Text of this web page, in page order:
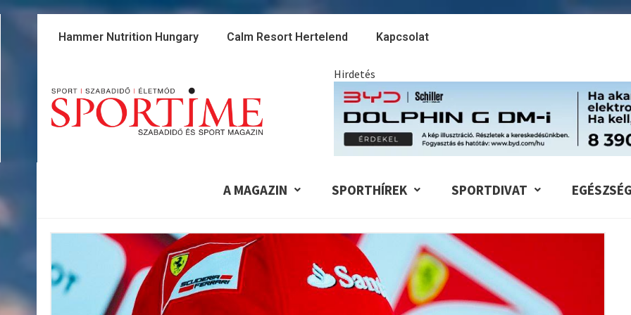
Skip
Hammer Nutrition Hungary Calm Resort Hertelend Kapcsolat
Hirdetés
A MAGAZIN SPORTHÍREK SPORTDIVAT EGÉSZSÉG